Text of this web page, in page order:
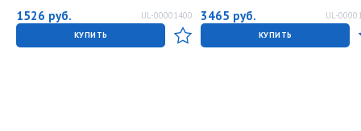
Uniel.
1526 руб. UL-00001400
КУПИТЬ
Белый свет. Провод белый. TM
3465 руб. UL-
КУПИТЬ